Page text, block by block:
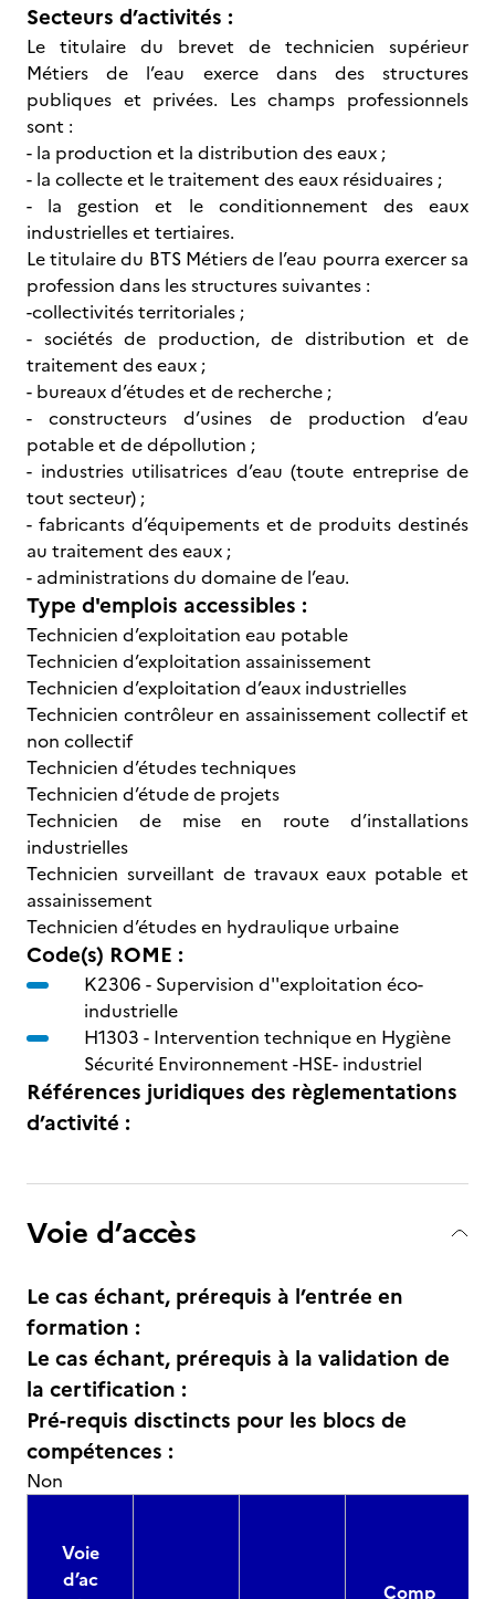
Secteurs d’activités :
Le titulaire du brevet de technicien supérieur
Métiers de l’eau exerce dans des structures
publiques et privées. Les champs professionnels
sont :
- la production et la distribution des eaux ;
- la collecte et le traitement des eaux résiduaires ;
- la gestion et le conditionnement des eaux
industrielles et tertiaires.
Le titulaire du BTS Métiers de l’eau pourra exercer sa
profession dans les structures suivantes :
-collectivités territoriales ;
- sociétés de production, de distribution et de
traitement des eaux ;
- bureaux d’études et de recherche ;
- constructeurs d’usines de production d’eau
potable et de dépollution ;
- industries utilisatrices d’eau (toute entreprise de
tout secteur) ;
- fabricants d’équipements et de produits destinés
au traitement des eaux ;
- administrations du domaine de l’eau.
Type d'emplois accessibles :
Technicien d’exploitation eau potable
Technicien d’exploitation assainissement
Technicien d’exploitation d’eaux industrielles
Technicien contrôleur en assainissement collectif et
non collectif
Technicien d’études techniques
Technicien d’étude de projets
Technicien de mise en route d’installations
industrielles
Technicien surveillant de travaux eaux potable et
assainissement
Technicien d’études en hydraulique urbaine
Code(s) ROME :
K2306 - Supervision d''exploitation éco-
industrielle
H1303 - Intervention technique en Hygiène
Sécurité Environnement -HSE- industriel
Références juridiques des règlementations
d’activité :
Voie d’accès
Le cas échant, prérequis à l’entrée en
formation :
Le cas échant, prérequis à la validation de
la certification :
Pré-requis disctincts pour les blocs de
compétences :
Non
Voie
d’ac
Comp